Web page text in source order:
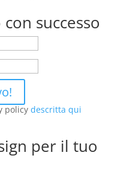
successo
policy descritta qui
per il tuo